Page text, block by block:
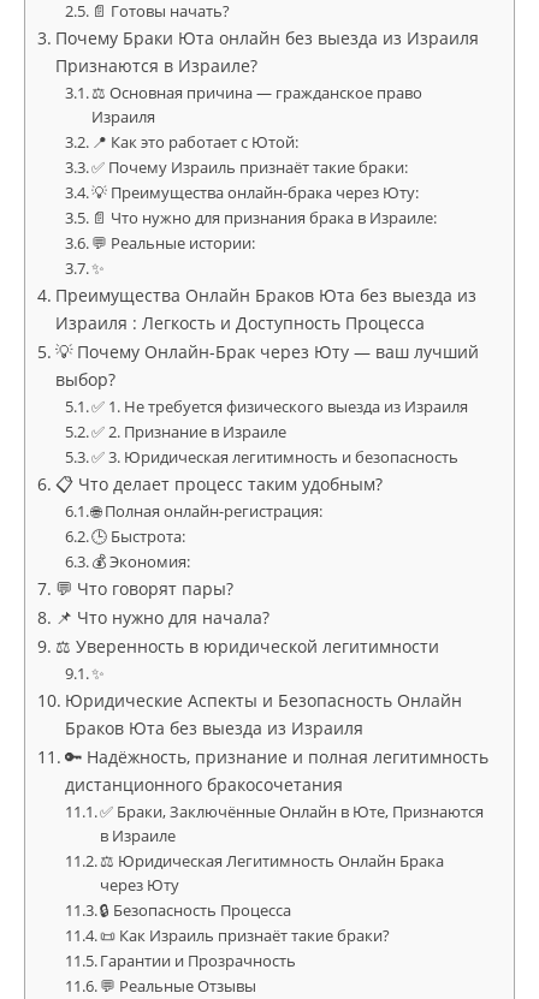
📄 Готовы начать?
Почему Браки Юта онлайн без выезда из Израиля
Признаются в Израиле?
⚖️ Основная причина — гражданское право
Израиля
📍 Как это работает с Ютой:
✅ Почему Израиль признаёт такие браки:
💡 Преимущества онлайн-брака через Юту:
📄 Что нужно для признания брака в Израиле:
💬 Реальные истории:
✨
Преимущества Онлайн Браков Юта без выезда из
Израиля : Легкость и Доступность Процесса
💡 Почему Онлайн-Брак через Юту — ваш лучший
выбор?
✅ 1. Не требуется физического выезда из Израиля
✅ 2. Признание в Израиле
✅ 3. Юридическая легитимность и безопасность
📋 Что делает процесс таким удобным?
🌐 Полная онлайн-регистрация:
🕒 Быстрота:
💰 Экономия:
💬 Что говорят пары?
📌 Что нужно для начала?
⚖️ Уверенность в юридической легитимности
✨
Юридические Аспекты и Безопасность Онлайн
Браков Юта без выезда из Израиля
🔑 Надёжность, признание и полная легитимность
дистанционного бракосочетания
✅ Браки, Заключённые Онлайн в Юте, Признаются
в Израиле
⚖️ Юридическая Легитимность Онлайн Брака
через Юту
🔒 Безопасность Процесса
📜 Как Израиль признаёт такие браки?
Гарантии и Прозрачность
💬 Реальные Отзывы